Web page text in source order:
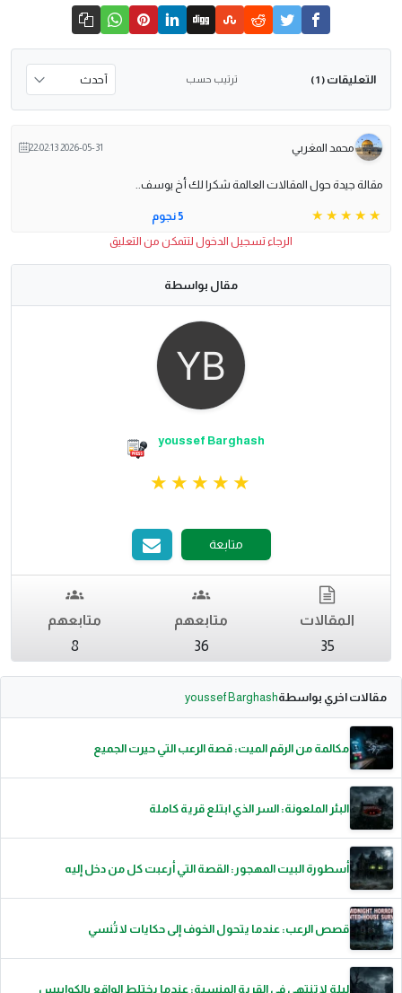
التعليقات ( 1 ) ترتيب حسب
محمد المغربي 2026-05-31 22:02:13
مقالة جيدة حول المقالات العالمة شكرا لك أخ يوسف..
5 نجوم
الرجاء تسجيل الدخول لتتمكن من التعليق
مقال بواسطة
youssef Barghash
متابعة
المقالات
35
متابعهم
36
متابعهم
8
مقالات اخري بواسطةyoussef Barghash
مكالمة من الرقم الميت: قصة الرعب التي حيرت الجميع
البئر الملعونة: السر الذي ابتلع قرية كاملة
أسطورة البيت المهجور: القصة التي أرعبت كل من دخل إليه
قصص الرعب: عندما يتحول الخوف إلى حكايات لا تُنسي
ليلة لا تنتهي في القرية المنسية: عندما يختلط الواقع بالكوابيس